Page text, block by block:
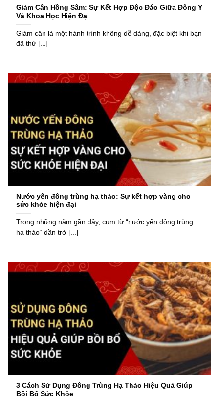
Giảm Cân Hồng Sâm: Sự Kết Hợp Độc Đáo Giữa Đông Y
Và Khoa Học Hiện Đại
Giảm cân là một hành trình không dễ dàng, đặc biệt khi bạn
đã thử [...]
Nước yến đông trùng hạ thảo: Sự kết hợp vàng cho
sức khỏe hiện đại
Trong những năm gần đây, cụm từ “nước yến đông trùng
hạ thảo“ dần trở [...]
3 Cách Sử Dụng Đông Trùng Hạ Thảo Hiệu Quả Giúp
Bồi Bổ Sức Khỏe